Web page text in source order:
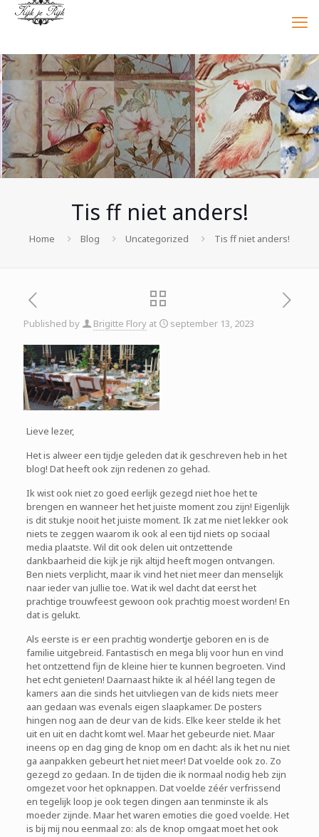
Tis ff niet anders!
Home Blog Uncategorized Tis ff niet anders!
Published by Brigitte Flory at september 13, 2023
Lieve lezer,
Het is alweer een tijdje geleden dat ik geschreven heb in het
blog! Dat heeft ook zijn redenen zo gehad.
Ik wist ook niet zo goed eerlijk gezegd niet hoe het te
brengen en wanneer het het juiste moment zou zijn! Eigenlijk
is dit stukje nooit het juiste moment. Ik zat me niet lekker ook
niets te zeggen waarom ik ook al een tijd niets op sociaal
media plaatste. Wil dit ook delen uit ontzettende
dankbaarheid die kijk je rijk altijd heeft mogen ontvangen.
Ben niets verplicht, maar ik vind het niet meer dan menselijk
naar ieder van jullie toe. Wat ik wel dacht dat eerst het
prachtige trouwfeest gewoon ook prachtig moest worden! En
dat is gelukt.
Als eerste is er een prachtig wondertje geboren en is de
familie uitgebreid. Fantastisch en mega blij voor hun en vind
het ontzettend fijn de kleine hier te kunnen begroeten. Vind
het echt genieten! Daarnaast hikte ik al héél lang tegen de
kamers aan die sinds het uitvliegen van de kids niets meer
aan gedaan was evenals eigen slaapkamer. De posters
hingen nog aan de deur van de kids. Elke keer stelde ik het
uit en uit en dacht komt wel. Maar het gebeurde niet. Maar
ineens op en dag ging de knop om en dacht: als ik het nu niet
ga aanpakken gebeurt het niet meer! Dat voelde ook zo. Zo
gezegd zo gedaan. In de tijden die ik normaal nodig heb zijn
omgezet voor het opknappen. Dat voelde zéér verfrissend
en tegelijk loop je ook tegen dingen aan tenminste ik als
moeder zijnde. Maar het waren emoties die goed voelde. Het
is bij mij nou eenmaal zo: als de knop omgaat moet het ook